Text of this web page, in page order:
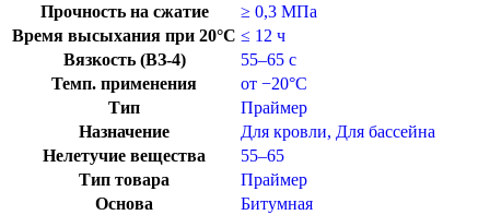
Прочность на сжатие
≥ 0,3 МПа
Время высыхания при 20°C ≤ 12 ч
Вязкость (ВЗ-4)
55–65 с
Темп. применения
от −20°C
Тип
Праймер
Назначение
Для кровли, Для бассейна
Нелетучие вещества
55–65
Тип товара
Праймер
Основа
Битумная